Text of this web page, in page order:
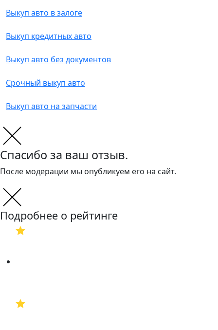
Выкуп авто в залоге
Выкуп кредитных авто
Выкуп авто без документов
Срочный выкуп авто
Выкуп авто на запчасти
Спасибо за ваш отзыв.
После модерации мы опубликуем его на сайт.
Подробнее о рейтинге